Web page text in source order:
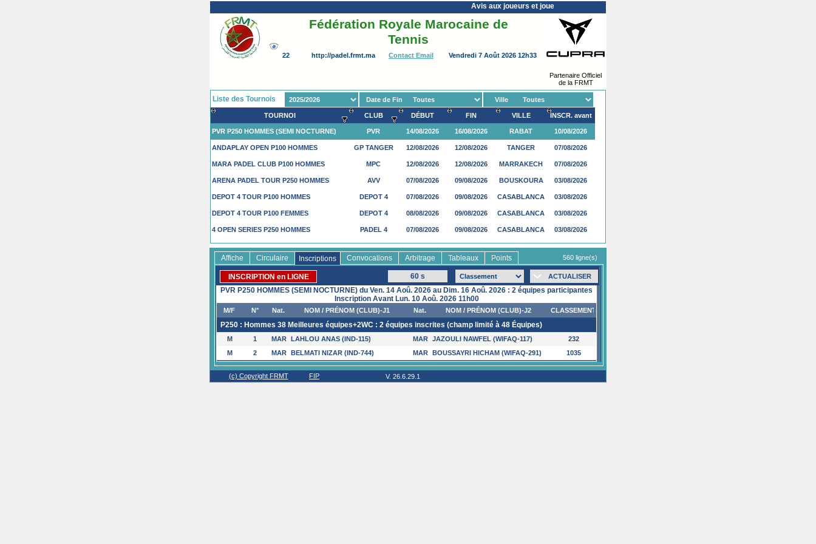
Fédération Royale Marocaine de
Tennis
http://padel.frmt.ma Contact Email Vendredi 7 Août 2026 12h33
Partenaire Officiel
de la FRMT
Avis aux joueurs et joueuses : Pour tout désistement ou changement de partenaire, merci de
Liste des Tournois
TOURNOI CLUB DÉBUT FIN VILLE INSCR. avant
PVR P250 HOMMES (SEMI NOCTURNE) PVR 14/08/2026 16/08/2026 RABAT 10/08/2026
ANDAPLAY OPEN P100 HOMMES GP TANGER 12/08/2026 12/08/2026 TANGER 07/08/2026
MARA PADEL CLUB P100 HOMMES MPC 12/08/2026 12/08/2026 MARRAKECH 07/08/2026
ARENA PADEL TOUR P250 HOMMES AVV 07/08/2026 09/08/2026 BOUSKOURA 03/08/2026
DEPOT 4 TOUR P100 HOMMES DEPOT 4 07/08/2026 09/08/2026 CASABLANCA 03/08/2026
DEPOT 4 TOUR P100 FEMMES DEPOT 4 08/08/2026 09/08/2026 CASABLANCA 03/08/2026
4 OPEN SERIES P250 HOMMES PADEL 4 07/08/2026 09/08/2026 CASABLANCA 03/08/2026
4 OPEN SERIES P100 FEMMES PADEL 4 08/08/2026 09/08/2026 CASABLANCA 03/08/2026
PADELMANIA P50 HOMMES PADELMANIA 07/08/2026 09/08/2026 CASABLANCA 03/08/2026
Date de Fin Ville
Affiche Circulaire Inscriptions Convocations Arbitrage Tableaux Points
ACTUALISER
INSCRIPTION en LIGNE
60 s
PVR P250 HOMMES (SEMI NOCTURNE) du Ven. 14 Aoû. 2026 au Dim. 16 Aoû. 2026 : 2 équipes participantes
Inscription Avant Lun. 10 Aoû. 2026 11h00
M/F N° Nat. NOM / PRÉNOM (CLUB)-J1 Nat. NOM / PRÉNOM (CLUB)-J2 CLASSEMENT
P250 : Hommes 38 Meilleures équipes+2WC : 2 équipes inscrites (champ limité à 48 Équipes)
M 1 MAR LAHLOU ANAS (IND-115) MAR JAZOULI NAWFEL (WIFAQ-117)
232
M
2 MAR BELMATI NIZAR (IND-744) MAR BOUSSAYRI HICHAM (WIFAQ-291) 1035
560 ligne(s)
(c) Copyright FRMT FIP V. 26.6.29.1